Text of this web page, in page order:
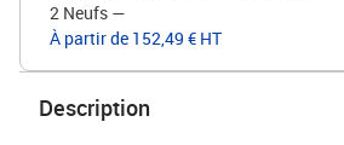
2 Neufs —
À partir de 152,49 € HT
Description